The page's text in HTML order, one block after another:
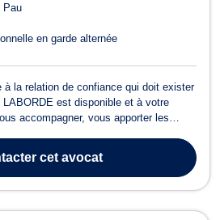
Pau
en garde alternée
à la relation de confiance qui doit exister
est disponible et à votre
accompagner, vous apporter les
et une défense efficace, en
cet avocat